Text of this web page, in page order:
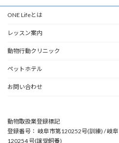
ONE Lifeとは
レッスン案内
動物行動クリニック
ペットホテル
お問い合わせ
動物取扱業登録標記
登録番号： 岐阜市第120252号(訓練) / 岐
120254 号(譲受飼養)